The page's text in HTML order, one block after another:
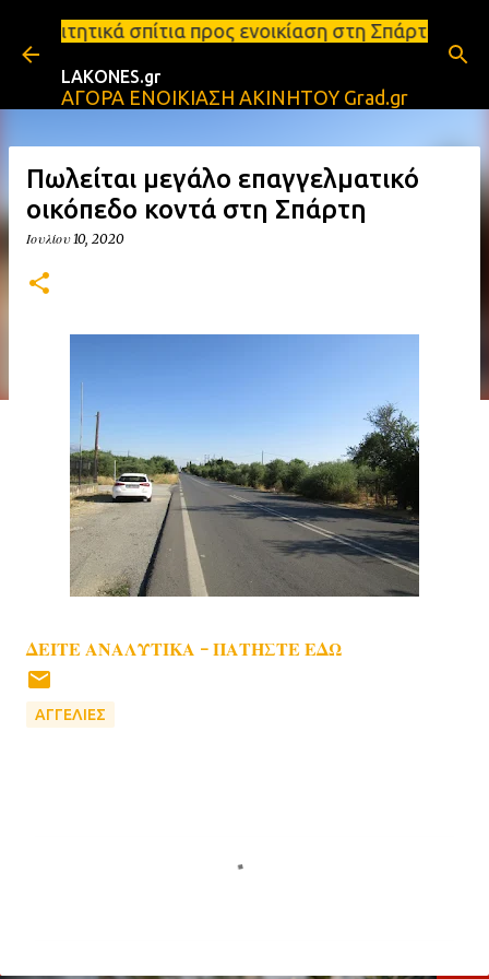
Μετάβαση στο κύριο περιεχόμενο
προς ενοικίαση στη Σπάρτη Ενοικιάσεις
LAKONES.gr
ΑΓΟΡΑ ΕΝΟΙΚΙΑΣΗ ΑΚΙΝΗΤΟΥ Grad.gr
Πωλείται μεγάλο επαγγελματικό
οικόπεδο κοντά στη Σπάρτη
Ιουλίου 10, 2020
ΔΕΙΤΕ ΑΝΑΛΥΤΙΚΑ - ΠΑΤΗΣΤΕ ΕΔΩ
ΑΓΓΕΛΙΕΣ